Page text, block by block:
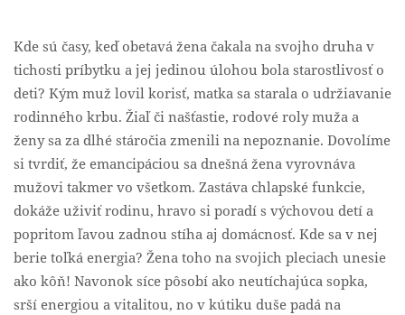
Kde sú časy, keď obetavá žena čakala na svojho druha v
tichosti príbytku a jej jedinou úlohou bola starostlivosť o
deti? Kým muž lovil korisť, matka sa starala o udržiavanie
rodinného krbu. Žiaľ či našťastie, rodové roly muža a
ženy sa za dlhé stáročia zmenili na nepoznanie. Dovolíme
si tvrdiť, že emancipáciou sa dnešná žena vyrovnáva
mužovi takmer vo všetkom. Zastáva chlapské funkcie,
dokáže uživiť rodinu, hravo si poradí s výchovou detí a
popritom ľavou zadnou stíha aj domácnosť. Kde sa v nej
berie toľká energia? Žena toho na svojich pleciach unesie
ako kôň! Navonok síce pôsobí ako neutíchajúca sopka,
srší energiou a vitalitou, no v kútiku duše padá na